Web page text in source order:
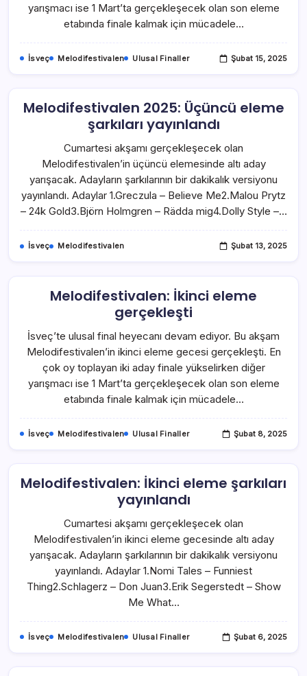
yarışmacı ise 1 Mart’ta gerçekleşecek olan son eleme
etabında finale kalmak için mücadele…
İsveç Melodifestivalen Ulusal Finaller Şubat 15, 2025
Melodifestivalen 2025: Üçüncü eleme
şarkıları yayınlandı
Cumartesi akşamı gerçekleşecek olan
Melodifestivalen’in üçüncü elemesinde altı aday
yarışacak. Adayların şarkılarının bir dakikalık versiyonu
yayınlandı. Adaylar 1.Greczula – Believe Me2.Malou Prytz
– 24k Gold3.Björn Holmgren – Rädda mig4.Dolly Style –…
İsveç Melodifestivalen Şubat 13, 2025
Melodifestivalen: İkinci eleme
gerçekleşti
İsveç’te ulusal final heyecanı devam ediyor. Bu akşam
Melodifestivalen’in ikinci eleme gecesi gerçekleşti. En
çok oy toplayan iki aday finale yükselirken diğer
yarışmacı ise 1 Mart’ta gerçekleşecek olan son eleme
etabında finale kalmak için mücadele…
İsveç Melodifestivalen Ulusal Finaller Şubat 8, 2025
Melodifestivalen: İkinci eleme şarkıları
yayınlandı
Cumartesi akşamı gerçekleşecek olan
Melodifestivalen’in ikinci eleme gecesinde altı aday
yarışacak. Adayların şarkılarının bir dakikalık versiyonu
yayınlandı. Adaylar 1.Nomi Tales – Funniest
Thing2.Schlagerz – Don Juan3.Erik Segerstedt – Show
Me What…
İsveç Melodifestivalen Ulusal Finaller Şubat 6, 2025